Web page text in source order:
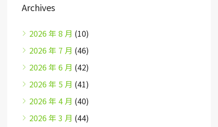
Archives
2026 年 8 月 (10)
2026 年 7 月 (46)
2026 年 6 月 (42)
2026 年 5 月 (41)
2026 年 4 月 (40)
2026 年 3 月 (44)